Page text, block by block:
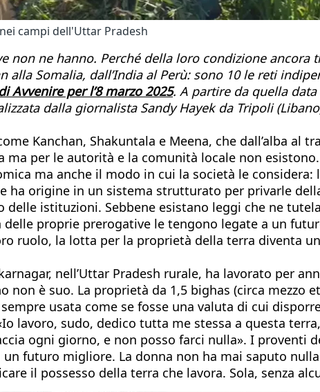
campi dell'Uttar Pradesh
non ne hanno. Perché della loro condizione
alla Somalia, dall’India al Perù: sono 10 le reti
Avvenire per l’8 marzo 2025. A partire da quella
dalla giornalista Sandy Hayek da Tripoli
Kanchan, Shakuntala e Meena, che dall’alba
ma per le autorità e la comunità locale non
ma anche il modo in cui la società le
ha origine in un sistema strutturato per privarle
delle istituzioni. Sebbene esistano leggi che ne
delle proprie prerogative le tengono legate a un
ruolo, la lotta per la proprietà della terra diventa
nell’Uttar Pradesh rurale, ha lavorato per
non è suo. La proprietà da 1,5 bighas (circa
usata come se fosse una valuta di cui
lavoro, sudo, dedico tutta me stessa a questa
ogni giorno, e non posso farci nulla». I
futuro migliore. La donna non ha mai saputo
il possesso della terra che lavora. Sola, senza